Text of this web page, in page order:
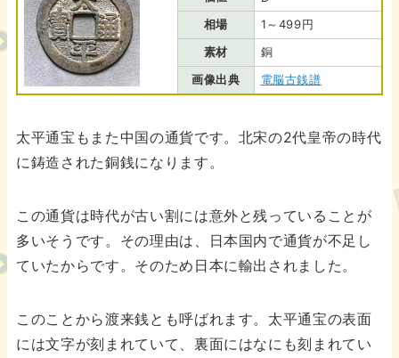
相場
1～499円
素材
銅
画像出典
電脳古銭譜
太平通宝もまた中国の通貨です。北宋の2代皇帝の時代
に鋳造された銅銭になります。
この通貨は時代が古い割には意外と残っていることが
多いそうです。その理由は、日本国内で通貨が不足し
ていたからです。そのため日本に輸出されました。
このことから渡来銭とも呼ばれます。太平通宝の表面
には文字が刻まれていて、裏面にはなにも刻まれてい